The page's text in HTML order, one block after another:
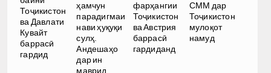
Тоҷикистон
ва Давлати
Кувайт
баррасӣ
гардид
ҳамчун
парадигмаи
нави ҳуқуқи
сулҳ.
Андешаҳо
дар ин
маврид
фарҳангии
Тоҷикистон
ва Австрия
баррасӣ
гардиданд
СММ дар
Тоҷикистон
мулоқот
намуд